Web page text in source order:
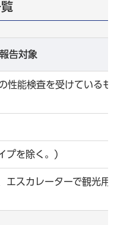
報告対象
性能検査を受けている
プを除く。)
エスカレーターで観光用